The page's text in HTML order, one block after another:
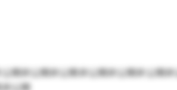
開非公開非公開非公開非公開非公開
公開